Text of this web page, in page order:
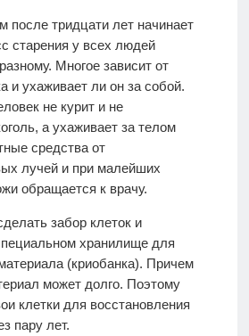
после тридцати лет начинает
старения у всех людей
Многое зависит от
и ухаживает ли он за собой.
не курит и не
а ухаживает за телом
средства от
лучей и при малейших
обращается к врачу.
забор клеток и
хранилище для
(криобанка). Причем
может долго. Поэтому
клетки для восстановления
пару лет.